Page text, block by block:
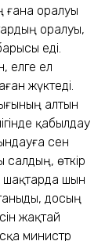
ғана оралуы
оралуы,
еді.
елге ел
жүктеді.
алтын
қабылдау
сен
өткір
шақтарда шын
досың
жақтай
министр